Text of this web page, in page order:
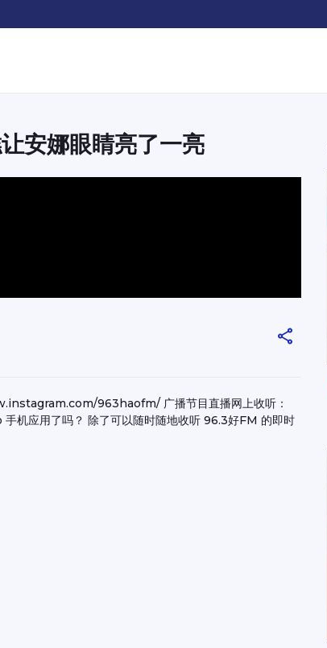
安娜眼睛亮了一亮
963haofm/ 广播节目直播网上收听：
应用了吗？ 除了可以随时随地收听 96.3好FM 的即时